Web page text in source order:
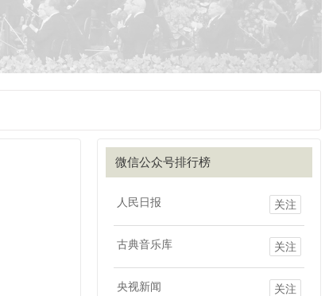
微信公众号排行榜
人民日报 关注
古典音乐库 关注
央视新闻 关注